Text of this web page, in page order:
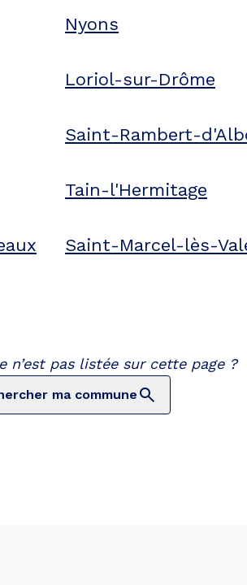
Nyons
Loriol-sur-Drôme
Saint-Rambert-
Tain-l'Hermitage
Saint-Marcel-lès-
n’est pas listée sur cette page ?
ma commune